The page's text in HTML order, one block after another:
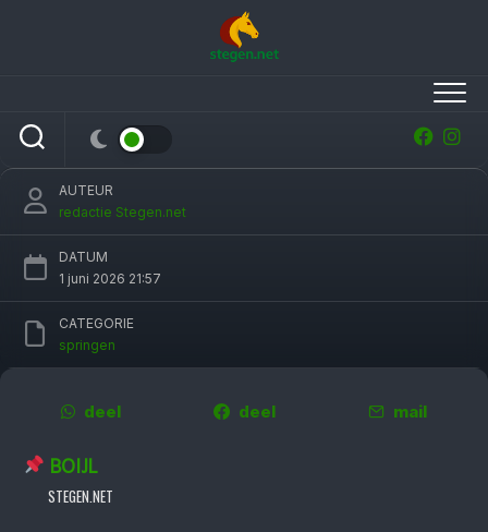
Ierse ruiters opvallend sterk in Grote Prijs CH
Oosterwolde
AUTEUR
redactie Stegen.net
DATUM
1 juni 2026 21:57
CATEGORIE
springen
deel deel mail
BOIJL
STEGEN.NET